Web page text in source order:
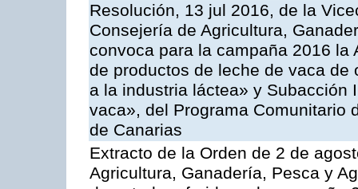
Resolución, 13 jul 2016, de la
Consejería de Agricultura,
convoca para la campaña 2016
de productos de leche de vaca
a la industria láctea» y Subacción
vaca», del Programa Comunitario
de Canarias
Extracto de la Orden de 2 de
Agricultura, Ganadería, Pesca y